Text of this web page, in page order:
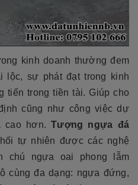
kinh doanh thường đem
lộc, sự phát đạt trong kinh
tiến trong tiền tài. Giúp cho
cũng như công việc dự
cao hơn.Tượng ngựa đá
tự nhiên được các nghệ
chú ngựa oai phong lẫm
cùng đa dạng: ngựa đứng,